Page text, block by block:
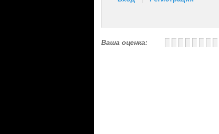
Ваша оценка: